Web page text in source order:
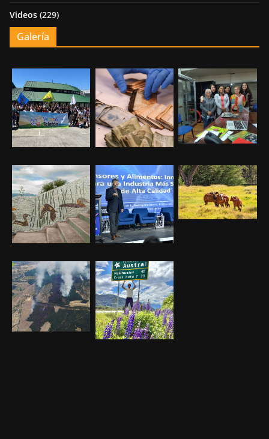
Videos (229)
Galería